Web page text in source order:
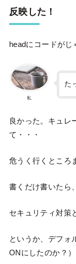
反映した！
headにコードがじ
私
た
良かった。キュレ
て・・・
危うく行くところ
書くだけ書いたら
セキュリティ対策
というか、デフォ
ONにしたのか？）